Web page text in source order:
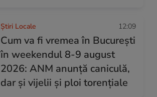
Știri Locale 12:09
Cum va fi vremea în București
în weekendul 8-9 august
2026: ANM anunță caniculă,
dar și vijelii și ploi torențiale